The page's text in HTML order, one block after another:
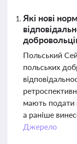
Які нові
Польський
польських
мають подати
а раніше
Джерело